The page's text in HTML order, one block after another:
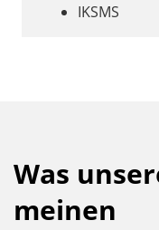
IKSMS
Was
meinen